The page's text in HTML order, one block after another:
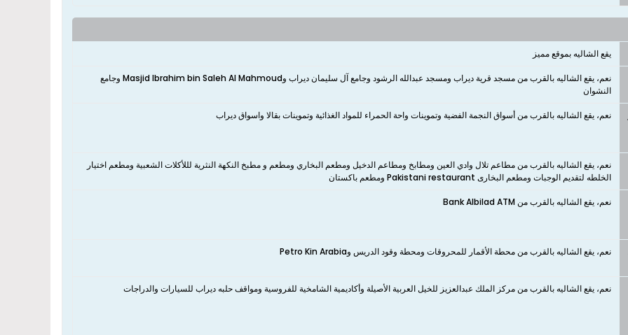
يقع الشاليه بموقع مميز
نعم، يقع الشاليه بالقرب من مسجد قرية ديراب ومسجد عبدالله الرشود وجامع آل سليمان ديراب وMasjid Ibrahim bin Saleh Al Mahmoud وجامع
النشوان
نعم، يقع الشاليه بالقرب من أسواق النجمة الفضية وتموينات واحة الحمراء للمواد الغذائية وتموینات بقالا واسواق ديراب
نعم، يقع الشاليه بالقرب من مطاعم تلال وادي العين ومطابخ ومطاعم الدخيل ومطعم البخاري ومطعم و مطبخ النكهة النثرية لللأكلات الشعبية ومطعم اختیار
الخلطه لتقديم الوجبات ومطعم البخارى Pakistani restaurant ومطعم باكستان
نعم، يقع الشاليه بالقرب من Bank Albilad ATM
نعم، يقع الشاليه بالقرب من محطة الأقمار للمحروقات ومحطة وقود الدريس وPetro Kin Arabia
نعم، يقع الشاليه بالقرب من مركز الملك عبدالعزيز للخيل العربية الأصيلة وأكاديمية الشامخية للفروسية ومواقف حلبه ديراب للسيارات والدراجات